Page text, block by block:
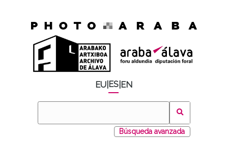
EU ES EN
Búsqueda avanzada